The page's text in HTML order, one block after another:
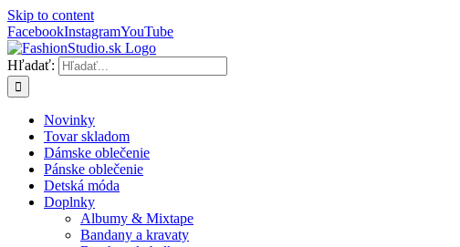
Skip to content
FacebookInstagramYouTube
Hľadať:
Novinky
Tovar skladom
Dámske oblečenie
Pánske oblečenie
Detská móda
Doplnky
Albumy & Mixtape
Bandany a kravaty